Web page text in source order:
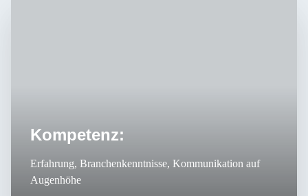
Kompetenz:
Erfahrung, Branchenkenntnisse, Kommunikation auf
Augenhöhe